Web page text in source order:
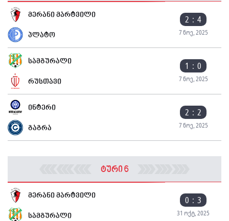
მერანი მარტვილი 2 : 4
7 ნოე, 2025
პლატო
სამგურალი 1 : 0
7 ნოე, 2025
რუსთავი
ინტერი 2 : 2
7 ნოე, 2025
გაგრა
ტური 6
მერანი მარტვილი 0 : 3
31 ოქტ, 2025
სამგურალი